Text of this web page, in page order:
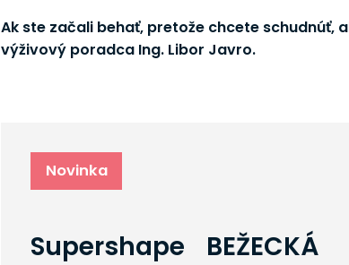
Ak ste začali behať, pretože chcete
výživový poradca Ing. Libor Javro.
Novinka
Supershape BEŽECKÁ